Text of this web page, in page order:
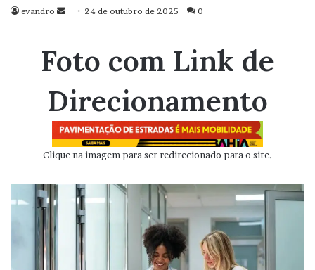
evandro
Mande
mail
24 de outubro de 2025 0
Foto com Link de
Direcionamento
Clique na imagem para ser redirecionado para o site.